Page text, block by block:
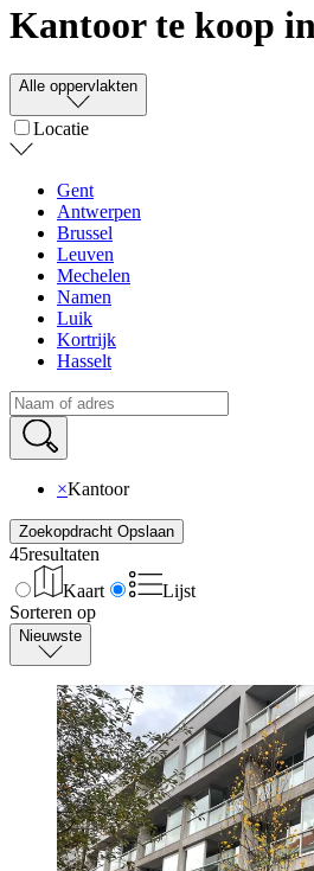
Kantoor te koop
Alle oppervlakten
Locatie
Gent
Antwerpen
Brussel
Leuven
Mechelen
Namen
Luik
Kortrijk
Hasselt
×Kantoor
Zoekopdracht Opslaan
45resultaten
Kaart
Lijst
Sorteren op
Nieuwste